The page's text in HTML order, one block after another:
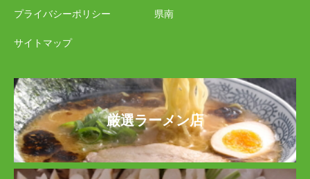
プライバシーポリシー
サイトマップ
県南
厳選ラーメン店